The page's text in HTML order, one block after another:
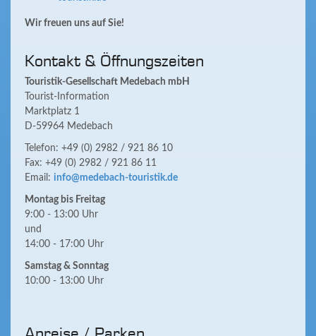
Wir freuen uns auf Sie!
Kontakt & Öffnungszeiten
Touristik-Gesellschaft Medebach mbH
Tourist-Information
Marktplatz 1
D-59964 Medebach
Telefon: +49 (0) 2982 / 921 86 10
Fax: +49 (0) 2982 / 921 86 11
Email: info@medebach-touristik.de
Montag bis Freitag
9:00 - 13:00 Uhr
und
14:00 - 17:00 Uhr
Samstag & Sonntag
10:00 - 13:00 Uhr